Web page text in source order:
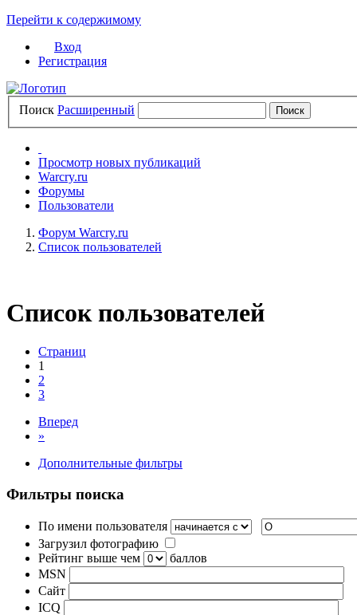
Перейти к содержимому
Вход
Регистрация
Поиск Расширенный
Просмотр новых публикаций
Warcry.ru
Форумы
Пользователи
Форум Warcry.ru
Список пользователей
Список пользователей
Страниц
1
2
3
Вперед
»
Дополнительные фильтры
Фильтры поиска
По имени пользователя
Загрузил фотографию
Рейтинг выше чем
баллов
MSN
Сайт
ICQ